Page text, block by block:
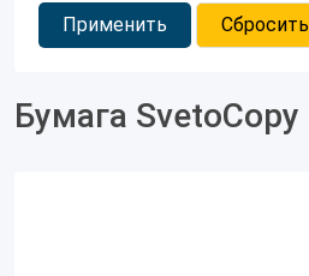
Применить Сбросить
Бумага SvetoCopy